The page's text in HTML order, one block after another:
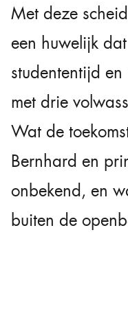
Met deze
een huwelijk
studententijd
met drie
Wat de
Bernhard en
onbekend, en
buiten de